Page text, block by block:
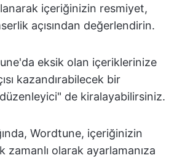
içeriğinizin resmiyet,
açısından değerlendirin.
eksik olan içeriklerinize
kazandırabilecek bir
de kiralayabilirsiniz.
Wordtune, içeriğinizin
zamanlı olarak ayarlamanıza